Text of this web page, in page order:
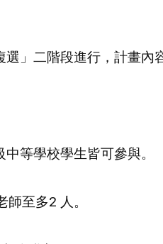
」二階段進行，計畫內
等學校學生皆可參與。
至多2 人。